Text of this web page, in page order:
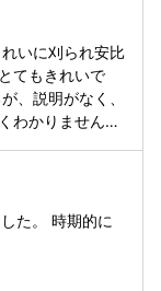
いに刈られ安比
てもきれいで
わかりませんで
た。 時期的に